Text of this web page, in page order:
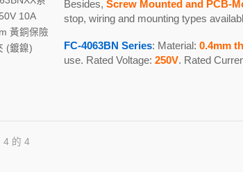
10A
黃銅保險
(鍍鎳)
Besides, Screw Mounted and PCB-
stop, wiring and mounting types
FC-4063BN Series: Material: 0.4mm
use. Rated Voltage: 250V. Rated
4 的 4